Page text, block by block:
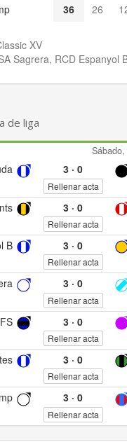
36 26
XV
Sagrera, RCD Espanyol
de liga
3· 0
Rellenar acta
3· 0
Rellenar acta
B 3· 0
Rellenar acta
3· 0
Rellenar acta
3· 0
Rellenar acta
3· 0
Rellenar acta
3· 0
Rellenar acta